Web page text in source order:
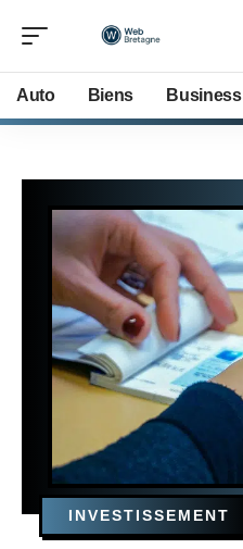
Auto Biens Business
INVESTISSEMENT